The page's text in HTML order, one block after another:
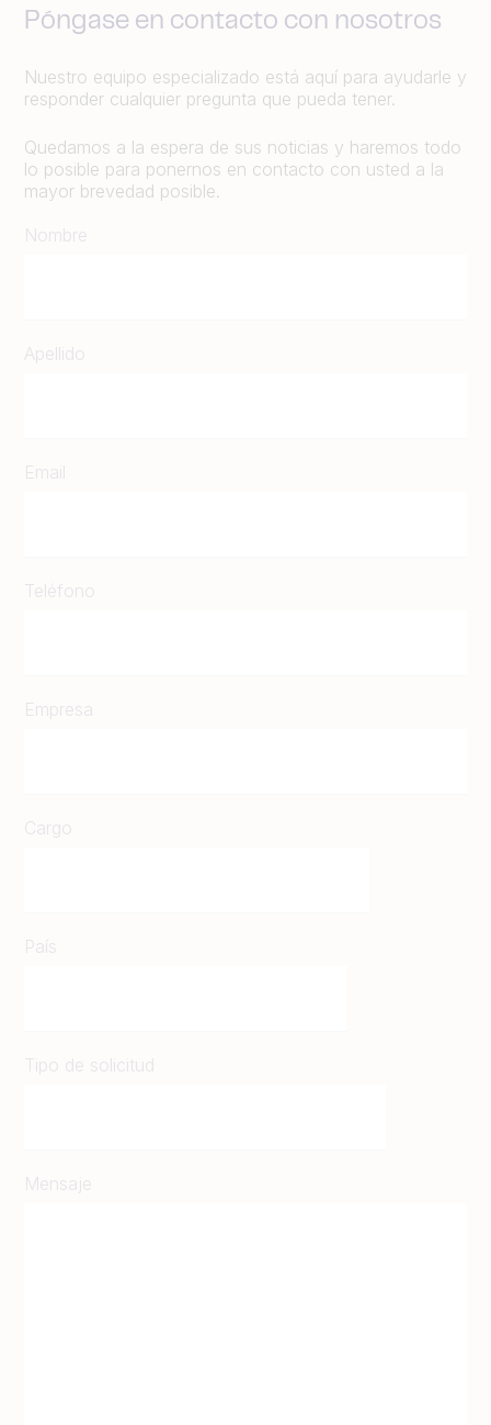
Póngase en contacto con nosotros
Nuestro equipo especializado está aquí para ayudarle y
responder cualquier pregunta que pueda tener.
Quedamos a la espera de sus noticias y haremos todo
lo posible para ponernos en contacto con usted a la
mayor brevedad posible.
Nombre
Apellido
Email
Teléfono
Empresa
Cargo
País
Tipo de solicitud
Mensaje